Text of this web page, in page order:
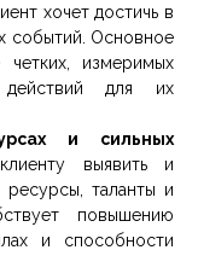
хочет достичь в
событий. Основное
четких, измеримых
для их
и сильных
выявить и
ресурсы, таланты и
повышению
и способности